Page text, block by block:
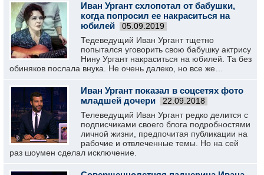
Иван Ургант схлопотал от бабушки,
когда попросил ее накраситься на
юбилей
05.09.2019
Тедеведущий Иван Ургант тщетно
попытался уговорить свою бабушку актрису
Нину Ургант накраситься на юбилей. Та без
обиняков послала внука. Не очень далеко, но все же…
Иван Ургант показал в соцсетях фото
младшей дочери
22.09.2018
Телеведущий Иван Ургант редко делится с
подписчиками своего блога подробностями
личной жизни, предпочитая публикации на
рабочие и отвлеченные темы. Но на сей
раз шоумен сделал исключение.